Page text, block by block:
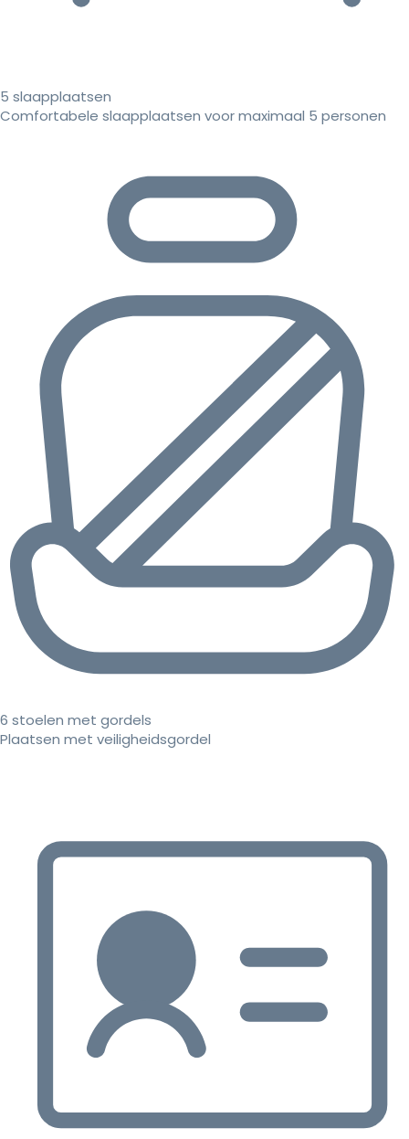
5 slaapplaatsen
Comfortabele slaapplaatsen voor maximaal 5 personen
6 stoelen met gordels
Plaatsen met veiligheidsgordel